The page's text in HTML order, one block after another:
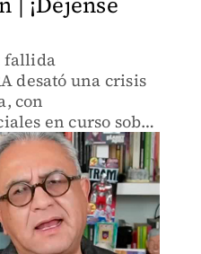
fallida
desató una crisis
con
en curso sobre
del